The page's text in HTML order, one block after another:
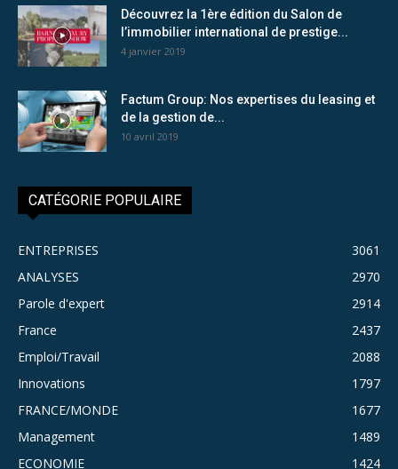
Découvrez la 1ère édition du Salon de
l’immobilier international de prestige...
4 janvier 2019
Factum Group: Nos expertises du leasing et
de la gestion de...
10 avril 2019
CATÉGORIE POPULAIRE
ENTREPRISES
3061
ANALYSES
2970
Parole d'expert
2914
France
2437
Emploi/Travail
2088
Innovations
1797
FRANCE/MONDE
1677
Management
1489
ECONOMIE
1424